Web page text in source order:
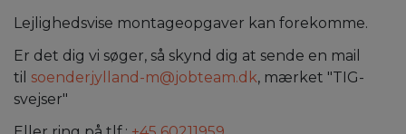
Lejlighedsvise montageopgaver kan forekomme.
Er det dig vi søger, så skynd dig at sende en mail
til soenderjylland-m@jobteam.dk, mærket "TIG-
svejser"